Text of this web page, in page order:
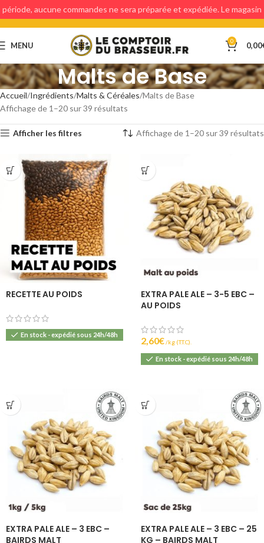
MENU 0 0,00
Malts de Base
Accueil Ingrédients Malts & Céréales Malts de Base
Affichage de 1–20 sur 39 résultats
Afficher les filtres Affichage de 1–20 sur 39 résultats
RECETTE AU POIDS
En stock - expédié sous 24h/48h
EXTRA PALE ALE – 3-5 EBC –
AU POIDS
2,60€ (T.T.C).
En stock - expédié sous 24h/48h
EXTRA PALE ALE – 3 EBC –
BAIRDS MALT
EXTRA PALE ALE – 3 EBC – 25
KG – BAIRDS MALT
période, aucune commandes ne sera préparée et expédiée. Le magasin
étant fermé, aucun retraits en magasin ne sera possible.